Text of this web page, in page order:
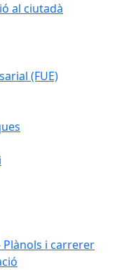
al ciutadà
(FUE)
i carrerer